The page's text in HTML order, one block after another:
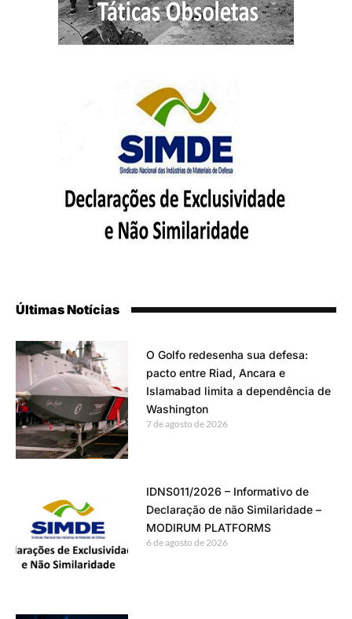
Últimas Notícias
O Golfo redesenha sua defesa:
pacto entre Riad, Ancara e
Islamabad limita a dependência de
Washington
7 de agosto de 2026
IDNS011/2026 – Informativo de
Declaração de não Similaridade –
MODIRUM PLATFORMS
6 de agosto de 2026